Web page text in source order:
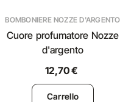
BOMBONIERE NOZZE D'ARGENTO
Cuore profumatore Nozze
d'argento
12,70 €
Carrello